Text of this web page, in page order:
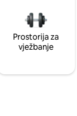
Prostorija za
vježbanje